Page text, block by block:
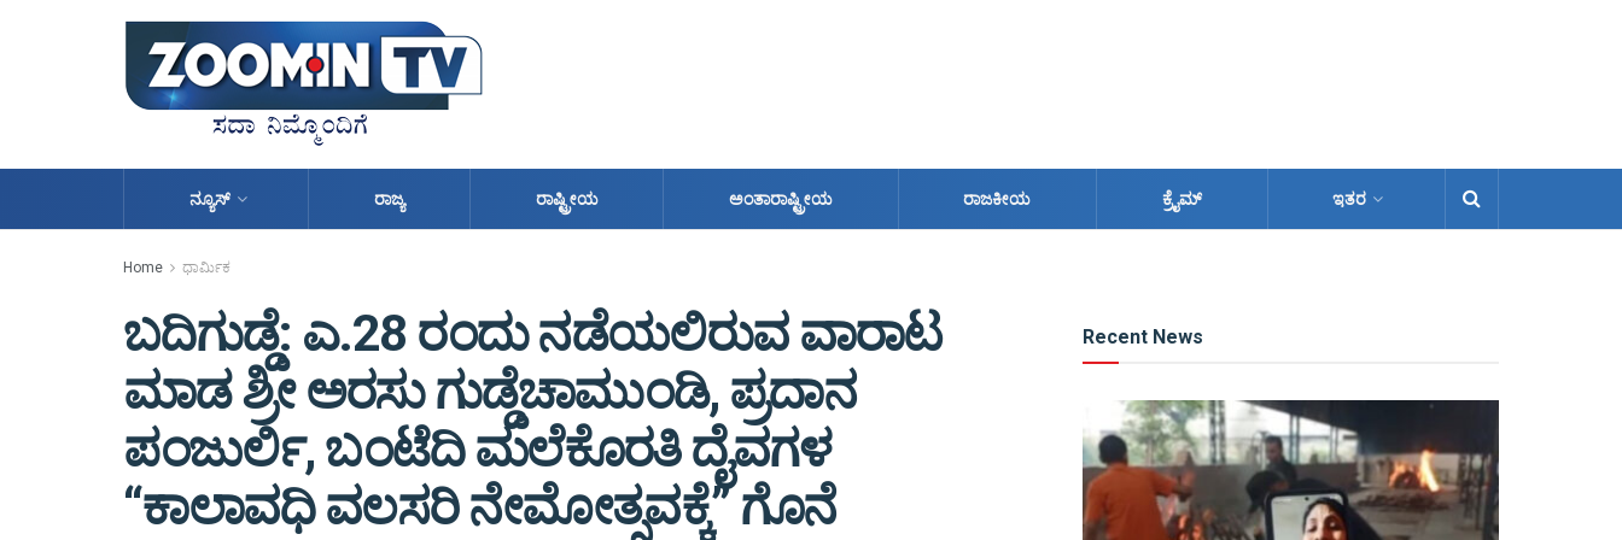
ನ್ಯೂಸ್ ರಾಜ್ಯ ರಾಷ್ಟ್ರೀಯ ಅಂತಾರಾಷ್ಟ್ರೀಯ ರಾಜಕೀಯ ಕ್ರೈಮ್ ಇತರ
Home ಧಾರ್ಮಿಕ
ಬದಿಗುಡ್ಡೆ: ಎ.28 ರಂದು ನಡೆಯಲಿರುವ ವಾರಾಟ
ಮಾಡ ಶ್ರೀ ಅರಸು ಗುಡ್ಡೆಚಾಮುಂಡಿ, ಪ್ರದಾನ
ಪಂಜುರ್ಲಿ, ಬಂಟೆದಿ ಮಲೆಕೊರತಿ ದೈವಗಳ
“ಕಾಲಾವಧಿ ವಲಸರಿ ನೇಮೋತ್ಸವಕ್ಕೆ” ಗೊನೆ
Recent News